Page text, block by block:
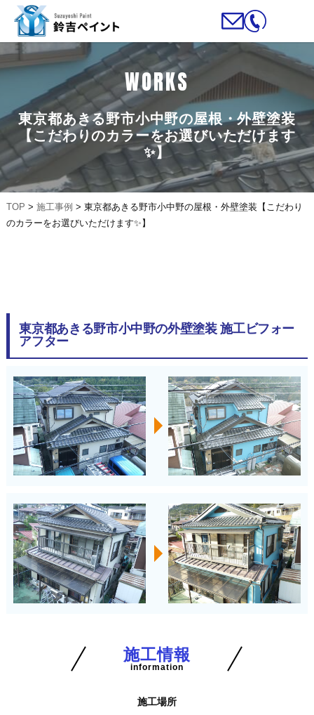
WORKS
東京都あきる野市小中野の屋根・外壁塗装
【こだわりのカラーをお選びいただけます
✨】
TOP > 施工事例 > 東京都あきる野市小中野の屋根・外壁塗装【こだわり
のカラーをお選びいただけます✨】
東京都あきる野市小中野の外壁塗装 施工ビフォー
アフター
施工情報
information
施工場所